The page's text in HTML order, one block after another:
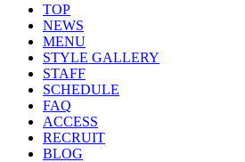
TOP
NEWS
MENU
STYLE GALLERY
STAFF
SCHEDULE
FAQ
ACCESS
RECRUIT
BLOG